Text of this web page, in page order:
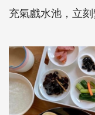
充氣戲水池，立